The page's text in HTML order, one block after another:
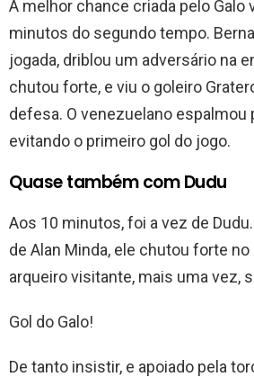
A melhor chance criada pelo Galo
minutos do segundo tempo.
jogada, driblou um adversário na
chutou forte, e viu o goleiro
defesa. O venezuelano espalmou
evitando o primeiro gol do jogo.
Quase também com Dudu
Aos 10 minutos, foi a vez de
de Alan Minda, ele chutou forte
arqueiro visitante, mais uma vez,
Gol do Galo!
De tanto insistir, e apoiado pela